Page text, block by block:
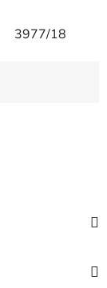
3977/18